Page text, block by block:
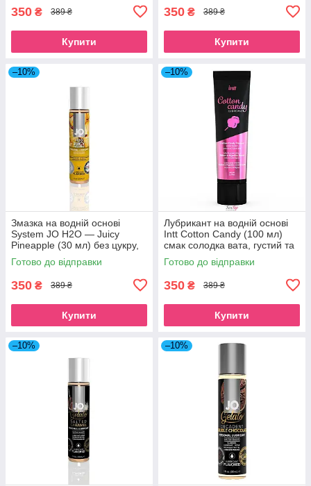
350 ₴ 389 ₴
Купити
350 ₴ 389 ₴
Купити
–10%
Змазка на водній основі
System JO H2O — Juicy
Pineapple (30 мл) без цукру,
рослинний гліцерин SO1473
Готово до відправки
350 ₴ 389 ₴
Купити
–10%
Лубрикант на водній основі
Intt Cotton Candy (100 мл)
смак солодка вата, густий та
ковзний SO2930
Готово до відправки
350 ₴ 389 ₴
Купити
–10% –10%